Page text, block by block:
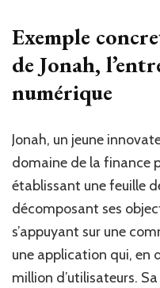
Exemple
de Jonah,
numérique
Jonah, un jeune
domaine de la finance
établissant une feuille
décomposant ses
s’appuyant sur une
une application qui, en
million d’utilisateurs.